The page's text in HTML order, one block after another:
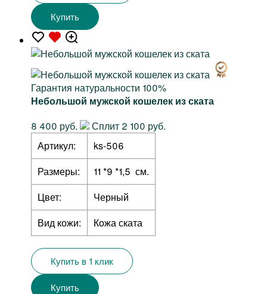
Купить
Гарантия натуральности 100%
Небольшой мужской кошелек из ската
8 400 руб.
Сплит 2 100 руб.
Артикул:
ks-506
Размеры:
11 *9 *1,5 см.
Цвет:
Черный
Вид кожи:
Кожа ската
Купить в 1 клик
Купить